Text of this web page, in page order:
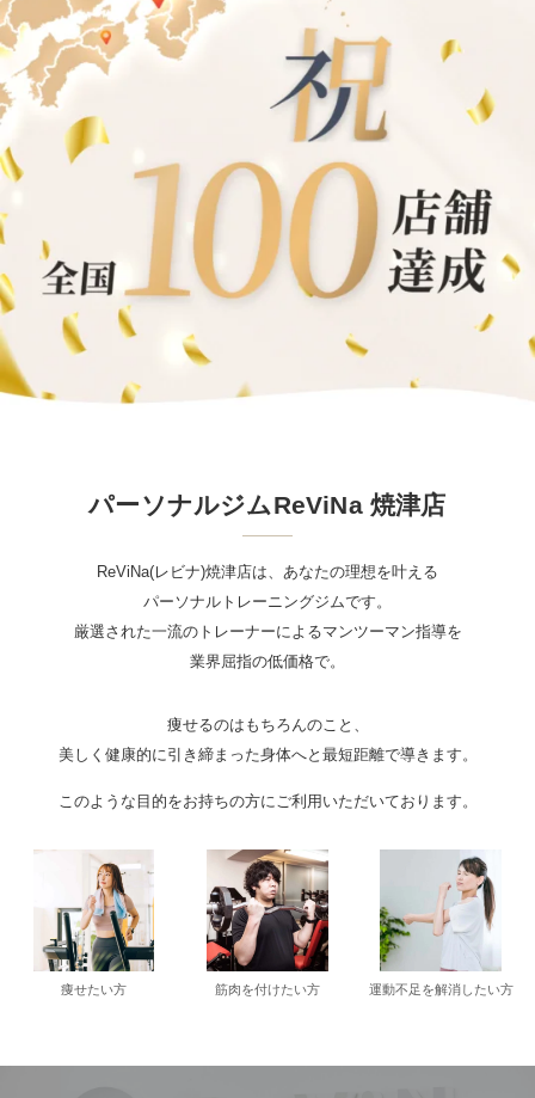
パーソナルジムReViNa 焼津店
ReViNa(レビナ)焼津店は、あなたの理想を叶える
パーソナルトレーニングジムです。
厳選された一流のトレーナーによるマンツーマン指導を
業界屈指の低価格で。
痩せるのはもちろんのこと、
美しく健康的に引き締まった身体へと最短距離で導きます。
このような目的をお持ちの方にご利用いただいております。
痩せたい方 筋肉を付けたい方 運動不足を解消したい方